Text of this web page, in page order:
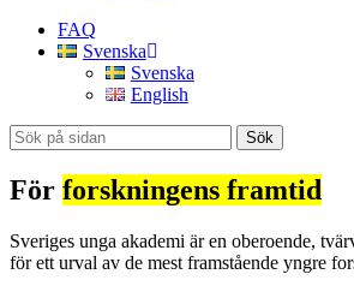
FAQ
Svenska
Svenska
English
Sök
För forskningens framtid
Sveriges unga akademi är en oberoende,
för ett urval av de mest framstående yngre